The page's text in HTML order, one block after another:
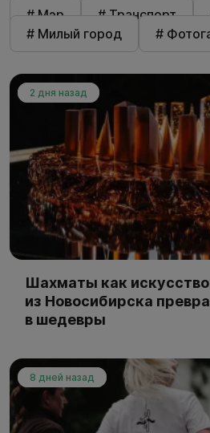
# Мэр # Транспорт
# Милый город
#
2 дня назад
Шахматы как
из Новосибирска
в шедевры
8 дней назад